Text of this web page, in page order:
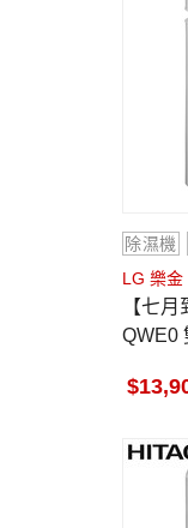
除濕機
LG 樂金
【七
QWE0